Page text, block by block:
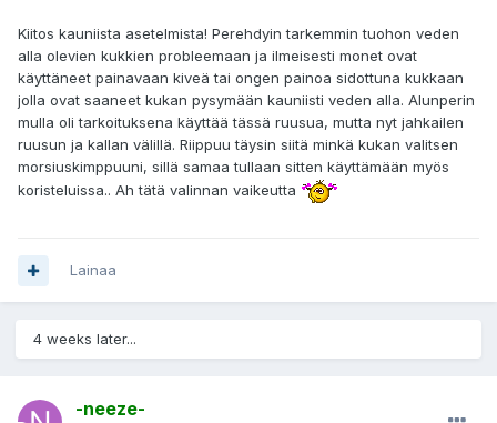
Kiitos kauniista asetelmista! Perehdyin tarkemmin tuohon veden
alla olevien kukkien probleemaan ja ilmeisesti monet ovat
käyttäneet painavaan kiveä tai ongen painoa sidottuna kukkaan
jolla ovat saaneet kukan pysymään kauniisti veden alla. Alunperin
mulla oli tarkoituksena käyttää tässä ruusua, mutta nyt jahkailen
ruusun ja kallan välillä. Riippuu täysin siitä minkä kukan valitsen
morsiuskimppuuni, sillä samaa tullaan sitten käyttämään myös
koristeluissa.. Ah tätä valinnan vaikeutta
Lainaa
4 weeks later...
-neeze-